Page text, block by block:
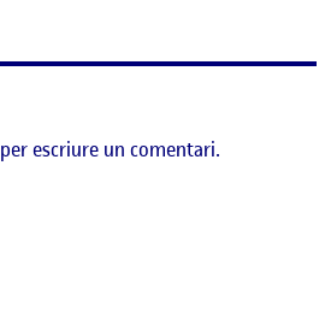
per escriure un comentari.